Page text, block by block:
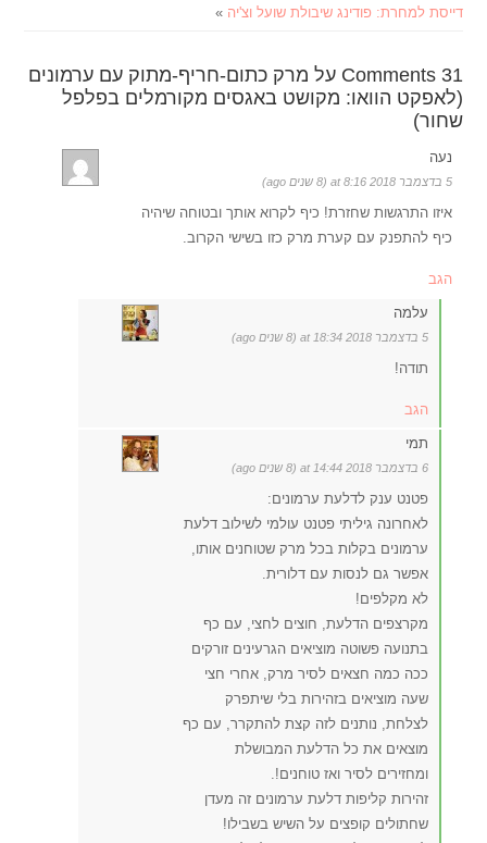
דייסת למחרת: פודינג שיבולת שועל וצ'יה »
31 Comments על מרק כתום-חריף-מתוק עם ערמונים
(לאפקט הוואו: מקושט באגסים מקורמלים בפלפל
שחור)
נעה
5 בדצמבר 2018 at 8:16 (8 שנים ago)
איזו התרגשות שחזרת! כיף לקרוא אותך ובטוחה שיהיה
כיף להתפנק עם קערת מרק כזו בשישי הקרוב.
הגב
עלמה
5 בדצמבר 2018 at 18:34 (8 שנים ago)
תודה!
הגב
תמי
6 בדצמבר 2018 at 14:44 (8 שנים ago)
פטנט ענק לדלעת ערמונים:
לאחרונה גיליתי פטנט עולמי לשילוב דלעת
ערמונים בקלות בכל מרק שטוחנים אותו,
אפשר גם לנסות עם דלורית.
לא מקלפים!
מקרצפים הדלעת, חוצים לחצי, עם כף
בתנועה פשוטה מוציאים הגרעינים זורקים
ככה כמה חצאים לסיר מרק, אחרי חצי
שעה מוציאים בזהירות בלי שיתפרק
לצלחת, נותנים לזה קצת להתקרר, עם כף
מוצאים את כל הדלעת המבושלת
ומחזירים לסיר ואז טוחנים!.
זהירות קליפות דלעת ערמונים זה מעדן
שחתולים קופצים על השיש בשבילו!